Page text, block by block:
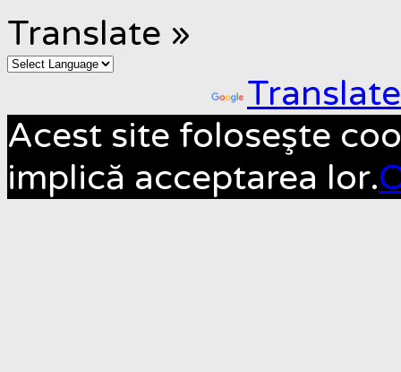
Translate »
Translate
Acest site foloseşte
implică acceptarea lor.